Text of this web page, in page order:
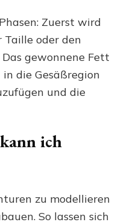
Zuerst wird
Taille oder den
gewonnene Fett
die Gesäßregion
und die
ich
zu modellieren
So lassen sich